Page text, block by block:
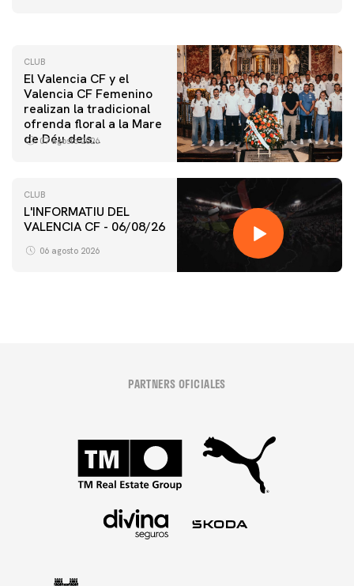
CLUB
El Valencia CF y el
Valencia CF Femenino
realizan la tradicional
ofrenda floral a la Mare
de Déu dels
07 agosto 2026
CLUB
L'INFORMATIU DEL
VALENCIA CF - 06/08/26
06 agosto 2026
PARTNERS OFICIALES